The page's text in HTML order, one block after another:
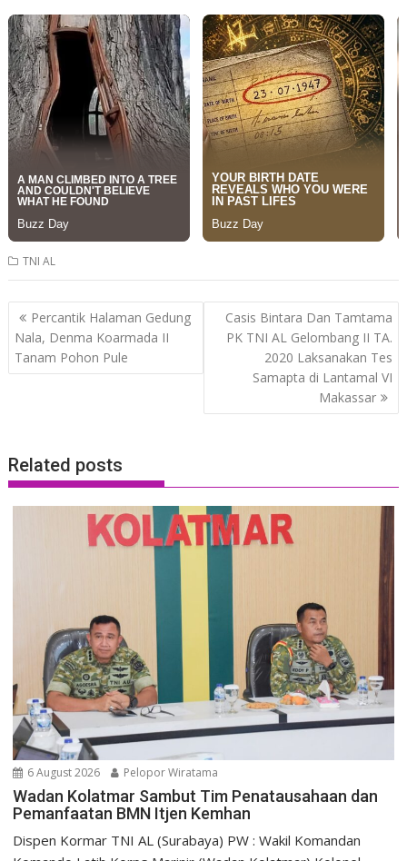
TNI AL
Post
navigation
Percantik Halaman Gedung
Nala, Denma Koarmada II
Tanam Pohon Pule
Casis Bintara Dan Tamtama
PK TNI AL Gelombang II TA.
2020 Laksanakan Tes
Samapta di Lantamal VI
Makassar
Related posts
6 August 2026 Pelopor Wiratama
Wadan Kolatmar Sambut Tim Penatausahaan dan
Pemanfaatan BMN Itjen Kemhan
Dispen Kormar TNI AL (Surabaya) PW : Wakil Komandan